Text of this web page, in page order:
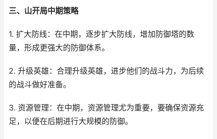
三、山开局中期策略
1. 扩大防线：在中期，逐步扩大防线，增加防御塔的数
量，形成更强大的防御体系。
2. 升级英雄：合理升级英雄，进步他们的战斗力，为后续
的战斗做好准备。
3. 资源管理：在中期，资源管理尤为重要，要确保资源充
足，以便在后期进行大规模的防御。